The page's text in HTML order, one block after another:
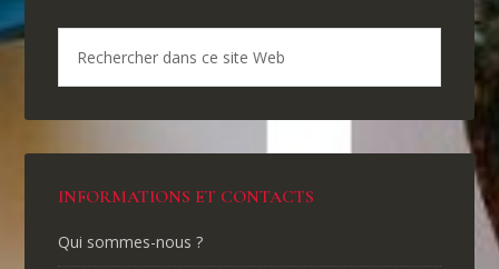
INFORMATIONS ET CONTACTS
Qui sommes-nous ?